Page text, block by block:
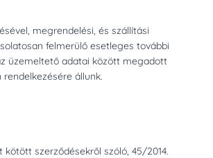
megrendelési, és szállítási
felmerülő esetleges további
üzemeltető adatai között megadott
állunk.
kötött szerződésekről szóló, 45/2014.